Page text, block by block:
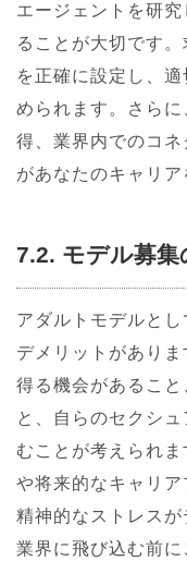
エージェントを研
ることが大切です
を正確に設定し、
められます。さら
得、業界内でのコ
があなたのキャリア
7.2. モデル募
アダルトモデルと
デメリットがあり
得る機会があるこ
と、自らのセクシ
むことが考えられ
や将来的なキャリア
精神的なストレスが
業界に飛び込む前に